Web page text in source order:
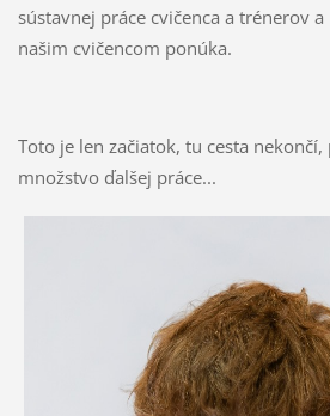
sústavnej práce cvičenca a trénerov
našim cvičencom ponúka.
Toto je len začiatok, tu cesta
množstvo ďalšej práce...